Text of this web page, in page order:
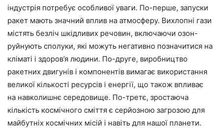
індустрія потребує особливої уваги. По-перше, запуски
ракет мають значний вплив на атмосферу. Вихлопні гази
містять безліч шкідливих речовин, включаючи озон-
руйнують сполуки, які можуть негативно позначитися на
кліматі і здоров’я людини. По-друге, виробництво
ракетних двигунів і компонентів вимагає використання
великої кількості ресурсів і енергії, що також впливає
на навколишнє середовище. По-третє, зростаюча
кількість космічного сміття є серйозною загрозою для
майбутніх космічних місій і навіть для нашої планети.